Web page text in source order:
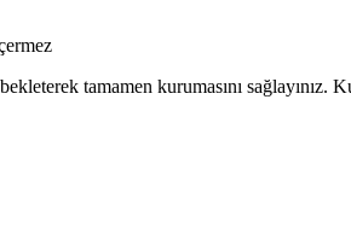
tamamen kurumasını